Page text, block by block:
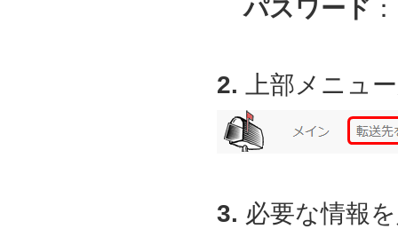
パスワード
2. 上部メニュ
3. 必要な情報